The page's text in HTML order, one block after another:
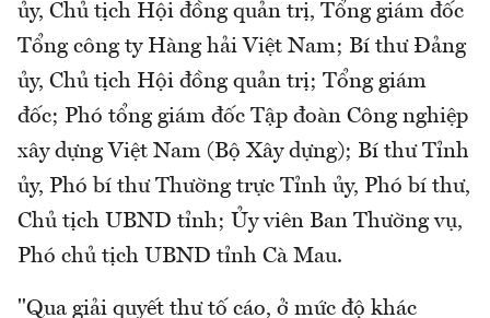
ủy, Chủ tịch Hội đồng quản trị, Tổng giám đốc
Tổng công ty Hàng hải Việt Nam; Bí thư Đảng
ủy, Chủ tịch Hội đồng quản trị; Tổng giám
đốc; Phó tổng giám đốc Tập đoàn Công nghiệp
xây dựng Việt Nam (Bộ Xây dựng); Bí thư Tỉnh
ủy, Phó bí thư Thường trực Tỉnh ủy, Phó bí thư,
Chủ tịch UBND tỉnh; Ủy viên Ban Thường vụ,
Phó chủ tịch UBND tỉnh Cà Mau.
"Qua giải quyết thư tố cáo, ở mức độ khác